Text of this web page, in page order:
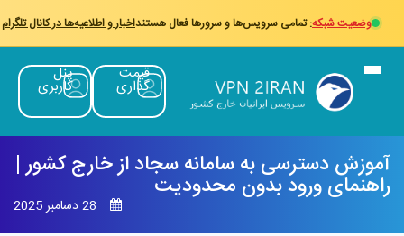
وضعیت شبکه: تمامی سرویس‌ها و سرورها فعال هستنداخبار و اطلاعیه‌ها در کانال تلگرام
قیمت
گذاری
پنل
کاربری
دسترسی به سامانه سجاد از خارج کشور |
ورود بدون محدودیت
28 دسامبر 2025